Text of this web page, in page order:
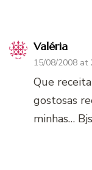
Valéria
15/08/2008 at
Que
gostosas
minhas…